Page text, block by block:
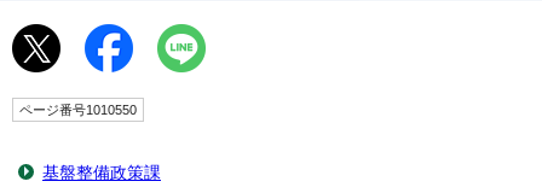
ページ番号1010550
基盤整備政策課